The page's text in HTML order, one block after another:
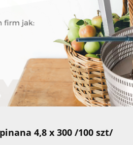
4,8 x 300 /100 szt/